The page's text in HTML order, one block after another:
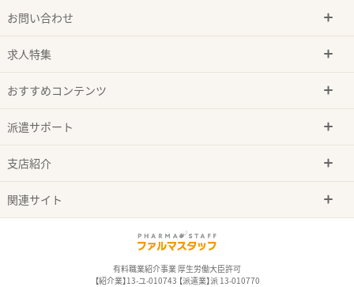
お問い合わせ
求人特集
おすすめコンテンツ
派遣サポート
支店紹介
関連サイト
有料職業紹介事業 厚生労働大臣許可
【紹介業】13-ユ-010743 【派遣業】派 13-010770